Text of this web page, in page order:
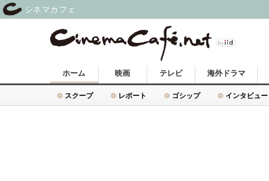
ホーム
スクープ レポート ゴシップ インタビュー
映画 テレビ 海外ドラマ
シネマカフェ